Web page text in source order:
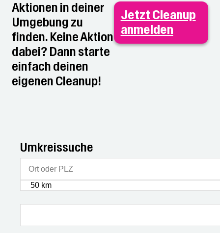
Aktionen in deiner
Umgebung zu
finden. Keine Aktion
dabei? Dann starte
einfach deinen
eigenen Cleanup!
Jetzt Cleanup
anmelden
Umkreissuche